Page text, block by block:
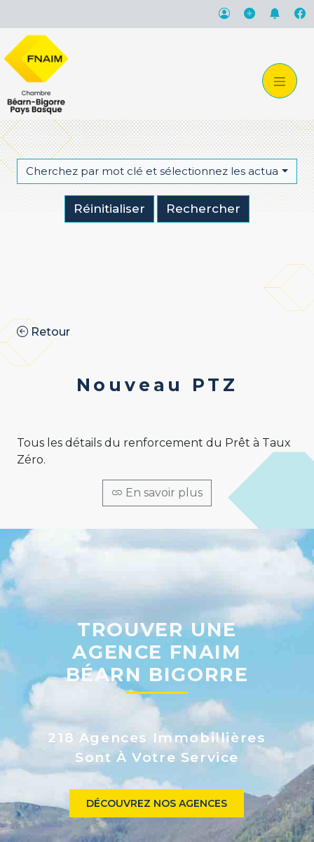
Cherchez par mot clé et sélectionnez les actualités
Réinitialiser Rechercher
Retour
Nouveau PTZ
Tous les détails du renforcement du Prêt à Taux
Zéro.
En savoir plus
TROUVER UNE
AGENCE FNAIM
BÉARN BIGORRE
218 Agences Immobillières
Sont À Votre Service
DÉCOUVREZ NOS AGENCES